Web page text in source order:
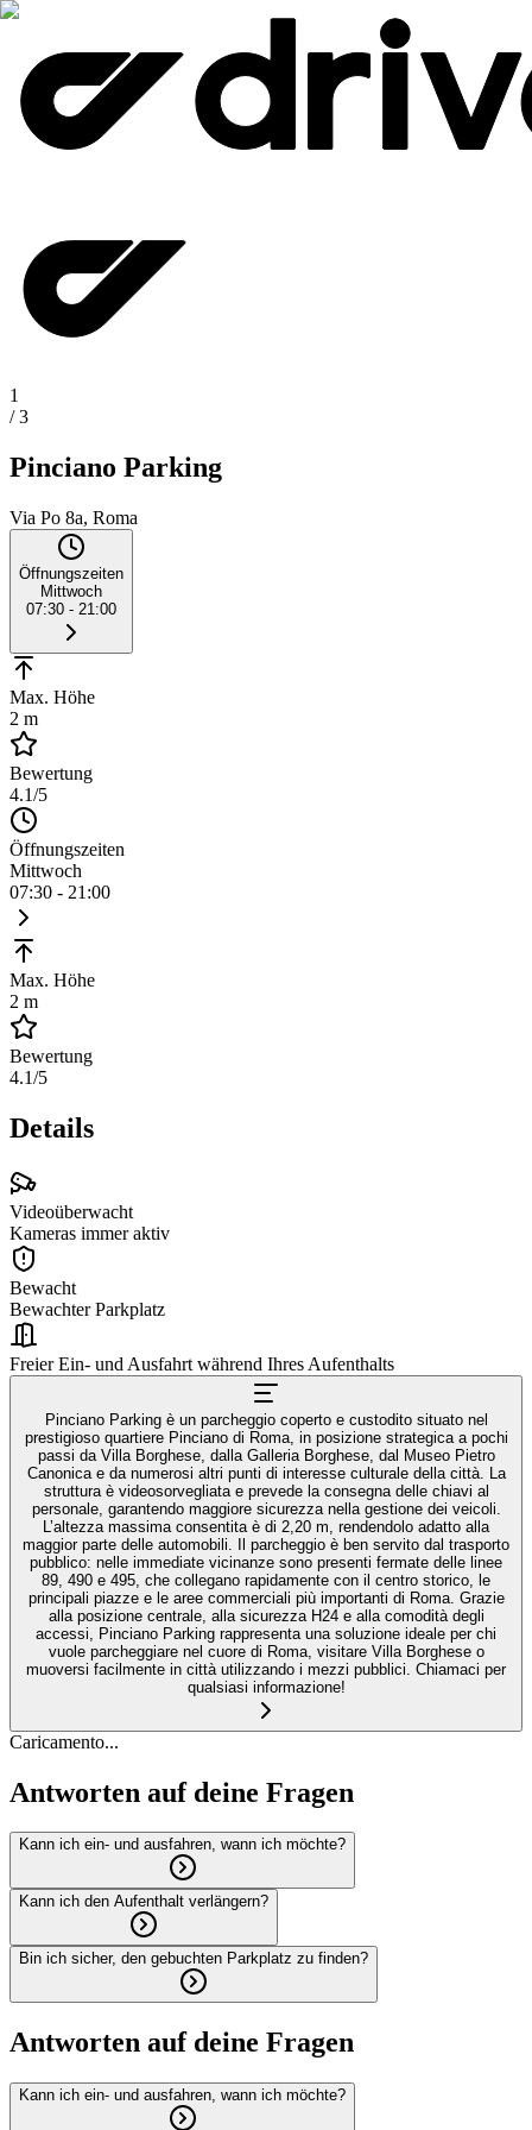
1
/3
Pinciano Parking
Via Po 8a, Roma
Öffnungszeiten
Mittwoch
07:30 - 21:00
Max. Höhe
2 m
Bewertung
4.1/5
Öffnungszeiten
Mittwoch
07:30 - 21:00
Max. Höhe
2 m
Bewertung
4.1/5
Details
Videoüberwacht
Kameras immer aktiv
Bewacht
Bewachter Parkplatz
Freier Ein- und Ausfahrt während Ihres Aufenthalts
Pinciano Parking è un parcheggio coperto e custodito situato nel
prestigioso quartiere Pinciano di Roma, in posizione strategica a pochi
passi da Villa Borghese, dalla Galleria Borghese, dal Museo Pietro
Canonica e da numerosi altri punti di interesse culturale della città. La
struttura è videosorvegliata e prevede la consegna delle chiavi al
personale, garantendo maggiore sicurezza nella gestione dei veicoli.
L’altezza massima consentita è di 2,20 m, rendendolo adatto alla
maggior parte delle automobili. Il parcheggio è ben servito dal trasporto
pubblico: nelle immediate vicinanze sono presenti fermate delle linee
89, 490 e 495, che collegano rapidamente con il centro storico, le
principali piazze e le aree commerciali più importanti di Roma. Grazie
alla posizione centrale, alla sicurezza H24 e alla comodità degli
accessi, Pinciano Parking rappresenta una soluzione ideale per chi
vuole parcheggiare nel cuore di Roma, visitare Villa Borghese o
muoversi facilmente in città utilizzando i mezzi pubblici. Chiamaci per
qualsiasi informazione!
Caricamento...
Antworten auf deine Fragen
Kann ich ein- und ausfahren, wann ich möchte?
Kann ich den Aufenthalt verlängern?
Bin ich sicher, den gebuchten Parkplatz zu finden?
Antworten auf deine Fragen
Kann ich ein- und ausfahren, wann ich möchte?